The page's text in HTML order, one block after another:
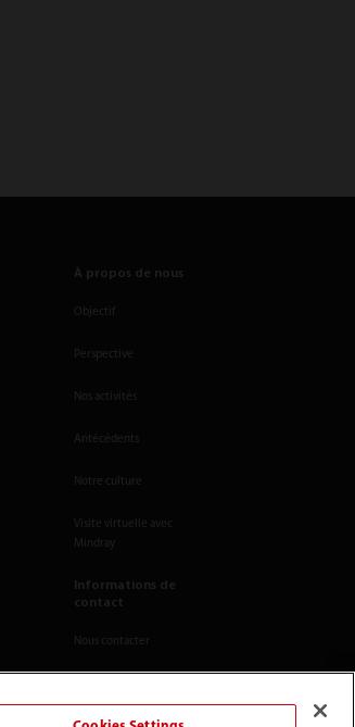
À propos de nous
Objectif
Perspective
Nos activités
Antécédents
Notre culture
Visite virtuelle avec
Mindray
Informations de
contact
Nous contacter